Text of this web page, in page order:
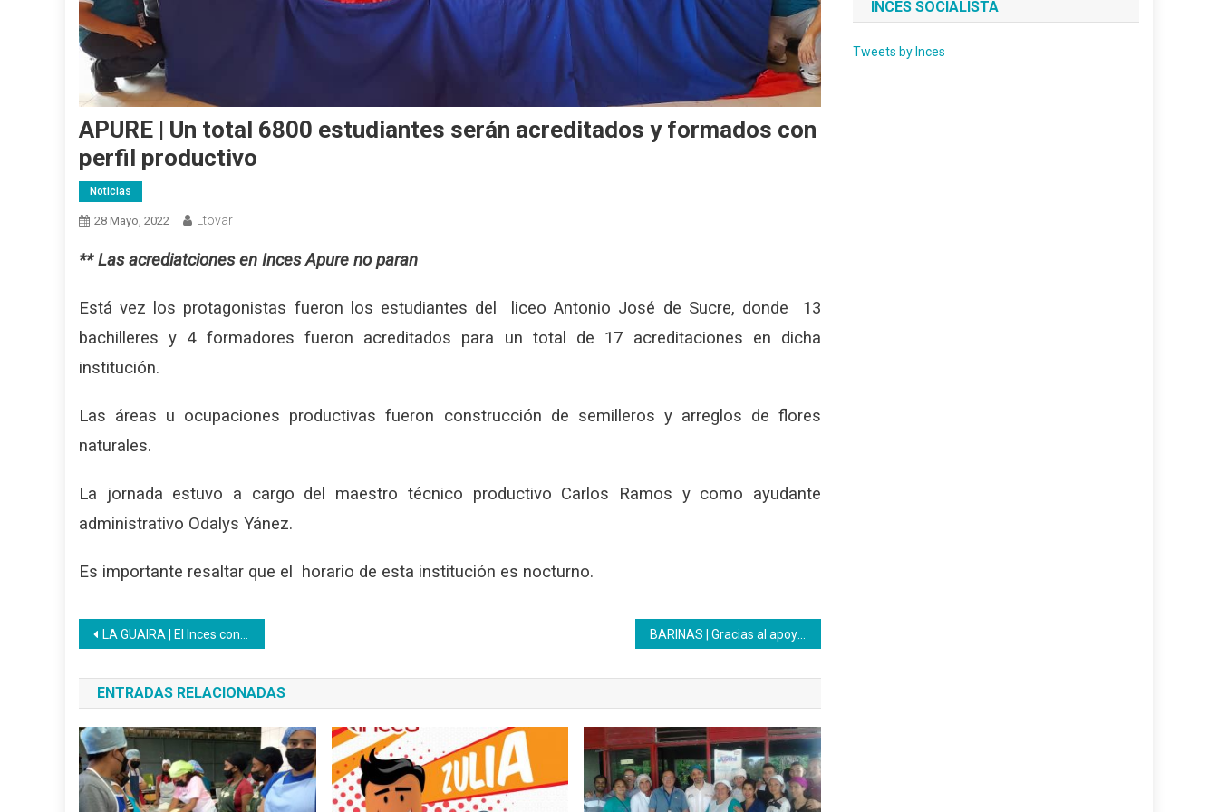
APURE | Un total 6800 estudiantes serán acreditados y formados con
perfil productivo
Noticias
28 Mayo, 2022 Ltovar
** Las acrediatciones en Inces Apure no paran
Está vez los protagonistas fueron los estudiantes del liceo Antonio José de Sucre, donde 13
bachilleres y 4 formadores fueron acreditados para un total de 17 acreditaciones en dicha
institución.
Las áreas u ocupaciones productivas fueron construcción de semilleros y arreglos de flores
naturales.
La jornada estuvo a cargo del maestro técnico productivo Carlos Ramos y como ayudante
administrativo Odalys Yánez.
Es importante resaltar que el horario de esta institución es nocturno.
Navegación
de
entradas
LA GUAIRA | El Inces continúa promoviendo sus formaciones en las instituciones educativas
ENTRADAS RELACIONADAS
INCES SOCIALISTA
Tweets by Inces